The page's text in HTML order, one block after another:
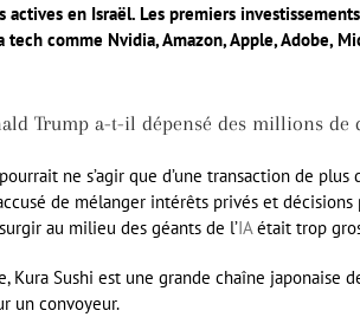
actives en Israël. Les premiers
tech comme Nvidia, Amazon, Apple, Adobe,
Trump a-t-il dépensé des millions de
ne s’agir que d’une transaction de
de mélanger intérêts privés et décisions
au milieu des géants de l’IAétait trop
Kura Sushi est une grande chaîne japonaise
un convoyeur.